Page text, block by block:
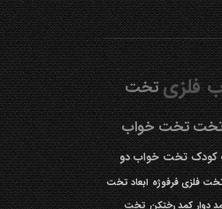
فلزیتخت
تخت خواب
تخت خواب دو
فلزی فرفوژه ابعاد تخت
دوار کمد رختکن تخت